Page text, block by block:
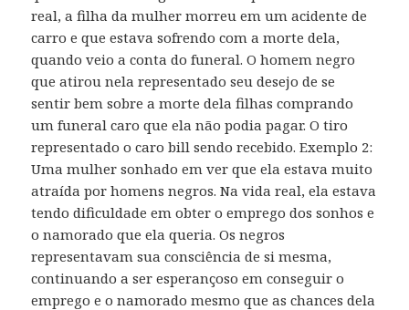
real, a filha da mulher morreu em um acidente de
carro e que estava sofrendo com a morte dela,
quando veio a conta do funeral. O homem negro
que atirou nela representado seu desejo de se
sentir bem sobre a morte dela filhas comprando
um funeral caro que ela não podia pagar. O tiro
representado o caro bill sendo recebido. Exemplo 2:
Uma mulher sonhado em ver que ela estava muito
atraída por homens negros. Na vida real, ela estava
tendo dificuldade em obter o emprego dos sonhos e
o namorado que ela queria. Os negros
representavam sua consciência de si mesma,
continuando a ser esperançoso em conseguir o
emprego e o namorado mesmo que as chances dela